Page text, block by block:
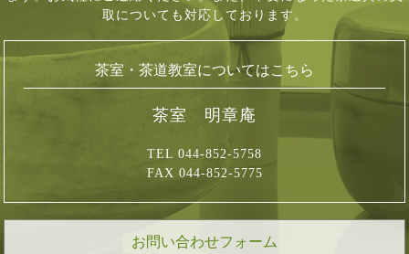
取についても対応しております。
茶室・茶道教室についてはこちら
茶室 明章庵
TEL 044-852-5758
FAX 044-852-5775
お問い合わせフォーム